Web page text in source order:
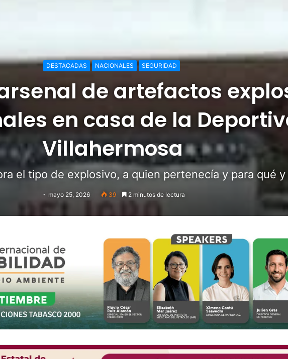
DESTACADAS NACIONALES SEGURIDAD
de artefactos
en casa de la
Villahermosa
el tipo de explosivo, a quien pertenecía y para qué
mayo 25, 2026 39 2 minutos de lectura